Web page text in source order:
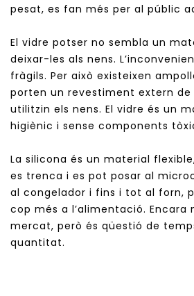
pesat, es fan més per al públic
El vidre potser no sembla un
deixar-les als nens.
fràgils. Per això existeixen
porten un revestiment extern de
utilitzin els nens. El vidre és un
higiènic i sense components
La silicona és un material
es trenca i es pot posar al
al congelador i fins i tot al forn,
cop més a l’alimentació. Encara
mercat, però és qüestió de
quantitat.